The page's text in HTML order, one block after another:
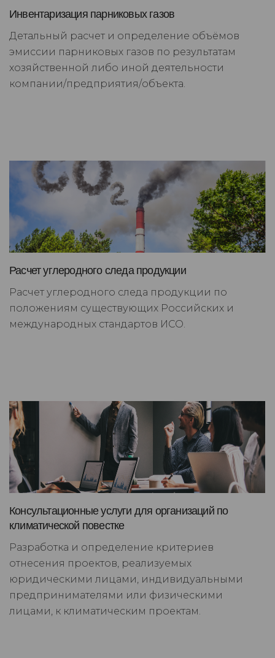
Инвентаризация парниковых газов
Детальный расчет и определение объёмов
эмиссии парниковых газов по результатам
хозяйственной либо иной деятельности
компании/предприятия/объекта.
Расчет углеродного следа продукции
Расчет углеродного следа продукции по
положениям существующих Российских и
международных стандартов ИСО.
Консультационные услуги для организаций по
климатической повестке
Разработка и определение критериев
отнесения проектов, реализуемых
юридическими лицами, индивидуальными
предпринимателями или физическими
лицами, к климатическим проектам.